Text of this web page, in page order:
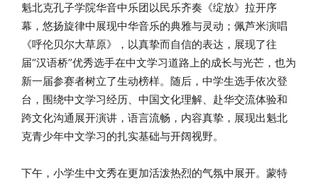
魁北克孔子学院华音中乐团以民乐齐奏《绽放》拉开序
幕，悠扬旋律中展现中华音乐的典雅与灵动；佩芦米演唱
《呼伦贝尔大草原》，以真挚而自信的表达，展现了往
届“汉语桥”优秀选手在中文学习道路上的成长与光芒，也为
新一届参赛者树立了生动榜样。随后，中学生选手依次登
台，围绕中文学习经历、中国文化理解、赴华交流体验和
跨文化沟通展开演讲，语言流畅，内容真挚，展现出魁北
克青少年中文学习的扎实基础与开阔视野。
下午，小学生中文秀在更加活泼热烈的气氛中展开。蒙特